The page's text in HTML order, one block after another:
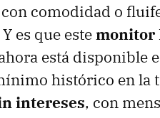
comodidad o
es que estemonitor
está disponible
histórico en la
intereses, con